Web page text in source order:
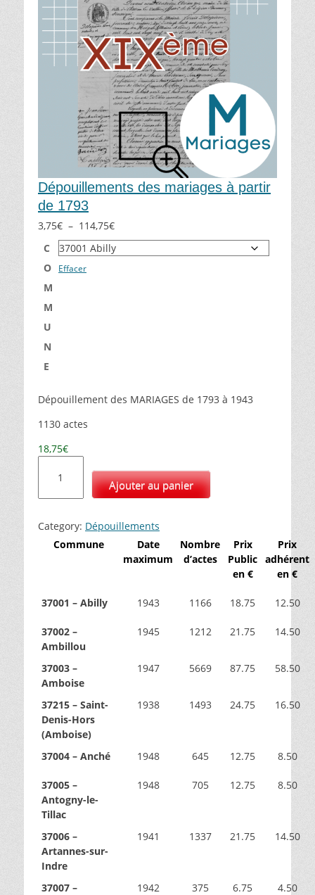
Dépouillements des mariages à partir
de 1793
3,75€ – 114,75€P
l
a
:
€
à
1
4
C
O
M
M
U
N
E
Effacer
Dépouillement des MARIAGES de 1793 à 1943
1130 actes
18,75€
t
D
é
p
o
u
e
m
e
s
d
e
m
Ajouter au panier
Category: Dépouillements
Commune
Date
maximum
Nombre
d’actes
Prix
Public
en €
Prix
adhérent
en €
37001 – Abilly 1943 1166 18.75 12.50
37002 –
Ambillou
1945 1212 21.75 14.50
37003 –
Amboise
1947 5669 87.75 58.50
37215 – Saint-
Denis-Hors
(Amboise)
1938 1493 24.75 16.50
37004 – Anché 1948 645 12.75 8.50
37005 –
Antogny-le-
Tillac
1948 705 12.75 8.50
37006 –
Artannes-sur-
Indre
1941 1337 21.75 14.50
37007 –
1942 375 6.75 4.50